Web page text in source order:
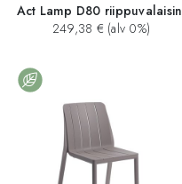
Act Lamp D80 riippuvalaisin
249,38 € (alv 0%)